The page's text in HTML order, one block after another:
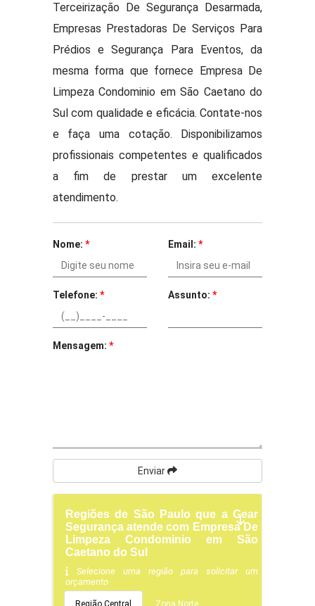
Terceirização De Segurança Desarmada,
Empresas Prestadoras De Serviços Para
Prédios e Segurança Para Eventos, da
mesma forma que fornece Empresa De
Limpeza Condominio em São Caetano do
Sul com qualidade e eficácia. Contate-nos
e faça uma cotação. Disponibilizamos
profissionais competentes e qualificados
a fim de prestar um excelente
atendimento.
Nome: * Email: *
Telefone: * Assunto: *
Mensagem: *
Enviar
Regiões de São Paulo que a Gear
Segurança atende com Empresa De
Limpeza Condominio em São
Caetano do Sul
Selecione uma região para solicitar um
orçamento
Região Central Zona Norte